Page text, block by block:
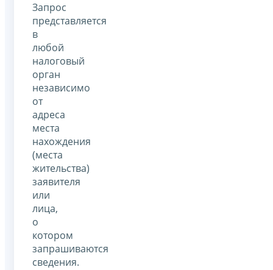
Запрос
представляется
в
любой
налоговый
орган
независимо
от
адреса
места
нахождения
(места
жительства)
заявителя
или
лица,
о
котором
запрашиваются
сведения.